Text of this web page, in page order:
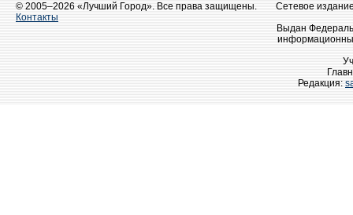
© 2005–2026 «Лучший Город». Все права защищены.
Контакты
Сетевое
Выдан
Редакция: